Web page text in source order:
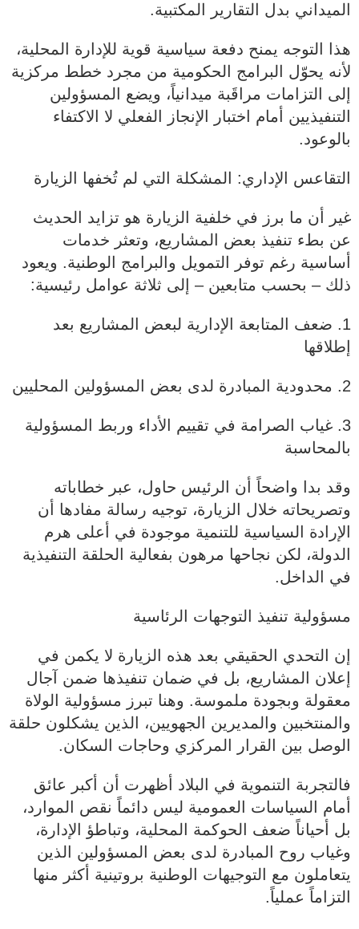
الميداني بدل التقارير المكتبية.
هذا التوجه يمنح دفعة سياسية قوية للإدارة المحلية،
لأنه يحوّل البرامج الحكومية من مجرد خطط مركزية
إلى التزامات مراقَبة ميدانياً، ويضع المسؤولين
التنفيذيين أمام اختبار الإنجاز الفعلي لا الاكتفاء
بالوعود.
التقاعس الإداري: المشكلة التي لم تُخفها الزيارة
غير أن ما برز في خلفية الزيارة هو تزايد الحديث
عن بطء تنفيذ بعض المشاريع، وتعثر خدمات
أساسية رغم توفر التمويل والبرامج الوطنية. ويعود
ذلك – بحسب متابعين – إلى ثلاثة عوامل رئيسية:
1. ضعف المتابعة الإدارية لبعض المشاريع بعد
إطلاقها
2. محدودية المبادرة لدى بعض المسؤولين المحليين
3. غياب الصرامة في تقييم الأداء وربط المسؤولية
بالمحاسبة
وقد بدا واضحاً أن الرئيس حاول، عبر خطاباته
وتصريحاته خلال الزيارة، توجيه رسالة مفادها أن
الإرادة السياسية للتنمية موجودة في أعلى هرم
الدولة، لكن نجاحها مرهون بفعالية الحلقة التنفيذية
في الداخل.
مسؤولية تنفيذ التوجهات الرئاسية
إن التحدي الحقيقي بعد هذه الزيارة لا يكمن في
إعلان المشاريع، بل في ضمان تنفيذها ضمن آجال
معقولة وبجودة ملموسة. وهنا تبرز مسؤولية الولاة
والمنتخبين والمديرين الجهويين، الذين يشكلون حلقة
الوصل بين القرار المركزي وحاجات السكان.
فالتجربة التنموية في البلاد أظهرت أن أكبر عائق
أمام السياسات العمومية ليس دائماً نقص الموارد،
بل أحياناً ضعف الحوكمة المحلية، وتباطؤ الإدارة،
وغياب روح المبادرة لدى بعض المسؤولين الذين
يتعاملون مع التوجيهات الوطنية بروتينية أكثر منها
التزاماً عملياً.